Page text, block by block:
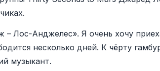
– Лос-Анджелес». Я очень хочу
несколько дней. К чёрту
музыкант.